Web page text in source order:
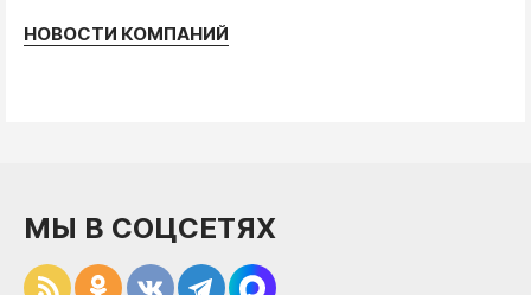
НОВОСТИ КОМПАНИЙ
МЫ В СОЦСЕТЯХ